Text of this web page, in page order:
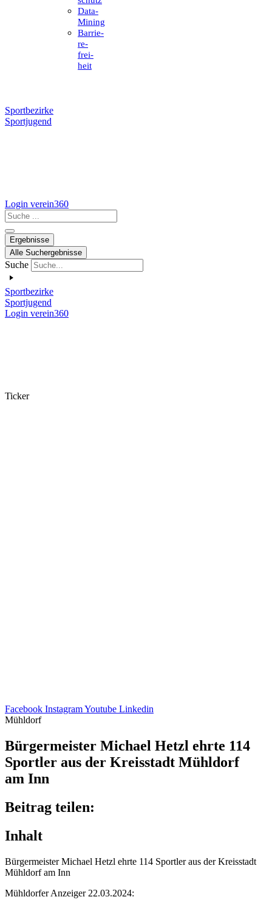
Data-
Mining
Barrie­
re­
frei­
heit
Sportbezirke
Sportjugend
Login verein360
Search
...
Ergebnisse
Alle Suchergebnisse
Suche
Sportbezirke
Sportjugend
Login verein360
Ticker
Facebook InstagramYoutube Linkedin
Mühldorf
Bürger­meis­ter Michael Hetzl ehrte 114
Sport­ler aus der Kreis­stadt Mühl­dorf
am Inn
Beitrag teilen:
Inhalt
Bürger­meis­ter Michael Hetzl ehrte 114 Sport­ler aus der Kreis­stadt
Mühl­dorf am Inn
Mühl­dor­fer Anzei­ger 22.03.2024: